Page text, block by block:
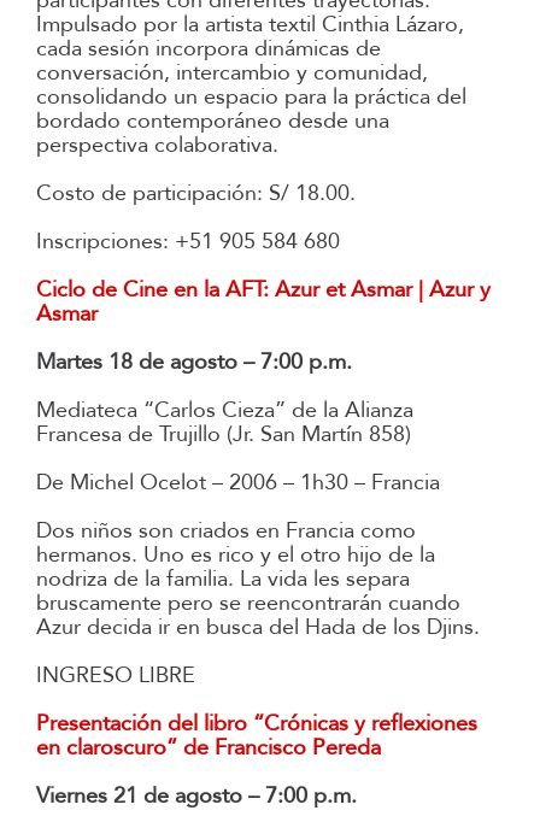
Impulsado por la artista textil Cinthia Lázaro,
cada sesión incorpora dinámicas de
conversación, intercambio y comunidad,
consolidando un espacio para la práctica del
bordado contemporáneo desde una
perspectiva colaborativa.
Costo de participación: S/ 18.00.
Inscripciones: +51 905 584 680
Ciclo de Cine en la AFT: Azur et Asmar | Azur y
Asmar
Martes 18 de agosto – 7:00 p.m.
Mediateca “Carlos Cieza” de la Alianza
Francesa de Trujillo (Jr. San Martín 858)
De Michel Ocelot – 2006 – 1h30 – Francia
Dos niños son criados en Francia como
hermanos. Uno es rico y el otro hijo de la
nodriza de la familia. La vida les separa
bruscamente pero se reencontrarán cuando
Azur decida ir en busca del Hada de los Djins.
INGRESO LIBRE
Presentación del libro “Crónicas y reflexiones
en claroscuro” de Francisco Pereda
Viernes 21 de agosto – 7:00 p.m.